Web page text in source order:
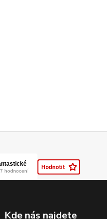
Kde nás najdete